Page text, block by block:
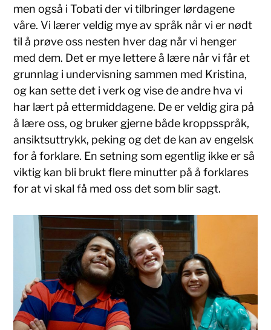
men også i Tobati der vi tilbringer lørdagene
våre. Vi lærer veldig mye av språk når vi er nødt
til å prøve oss nesten hver dag når vi henger
med dem. Det er mye lettere å lære når vi får et
grunnlag i undervisning sammen med Kristina,
og kan sette det i verk og vise de andre hva vi
har lært på ettermiddagene. De er veldig gira på
å lære oss, og bruker gjerne både kroppsspråk,
ansiktsuttrykk, peking og det de kan av engelsk
for å forklare. En setning som egentlig ikke er så
viktig kan bli brukt flere minutter på å forklares
for at vi skal få med oss det som blir sagt.